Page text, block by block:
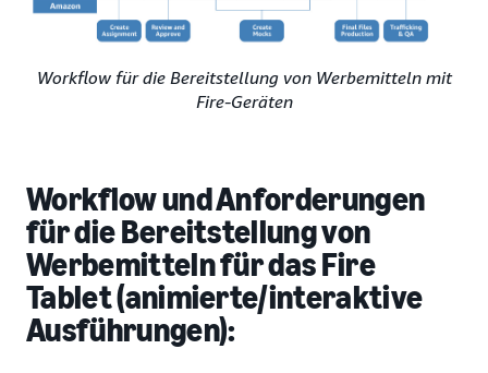
Workflow für die Bereitstellung von Werbemitteln mit
Fire-Geräten
Workflow und Anforderungen
für die Bereitstellung von
Werbemitteln für das Fire
Tablet (animierte/interaktive
Ausführungen):